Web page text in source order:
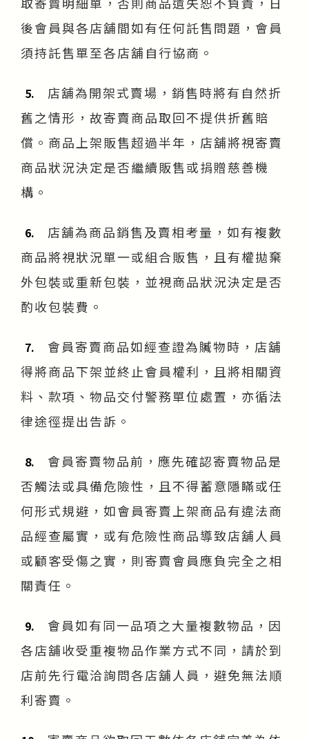
後會員與各店舖間如有任何託售問題，會員
須持託售單至各店舖自行協商。
5.
店舖為開架式賣場，銷售時將有自然折
舊之情形，故寄賣商品取回不提供折舊賠
償。商品上架販售超過半年，店舖將視寄賣
商品狀況決定是否繼續販售或捐贈慈善機
構。
6.
店舖為商品銷售及賣相考量，如有複數
商品將視狀況單一或組合販售，且有權拋棄
外包裝或重新包裝，並視商品狀況決定是否
酌收包裝費。
7.
會員寄賣商品如經查證為贓物時，店舖
得將商品下架並終止會員權利，且將相關資
料、款項、物品交付警務單位處置，亦循法
律途徑提出告訴。
8.
會員寄賣物品前，應先確認寄賣物品是
否觸法或具備危險性，且不得蓄意隱瞞或任
何形式規避，如會員寄賣上架商品有違法商
品經查屬實，或有危險性商品導致店舖人員
或顧客受傷之實，則寄賣會員應負完全之相
關責任。
9.
會員如有同一品項之大量複數物品，因
各店舖收受重複物品作業方式不同，請於到
店前先行電洽詢問各店舖人員，避免無法順
利寄賣。